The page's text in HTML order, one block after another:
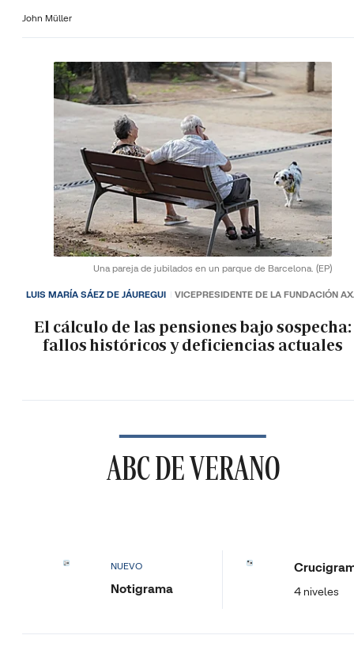
John Müller
Una pareja de jubilados en un parque de Barcelona. (EP)
El cálculo de las pensiones bajo sospecha:
fallos históricos y deficiencias actuales
LUIS MARÍA SÁEZ DE JÁUREGUI VICEPRESIDENTE DE LA FUNDACIÓN
ABC DE VERANO
NUEVO
Notigrama 4 niveles